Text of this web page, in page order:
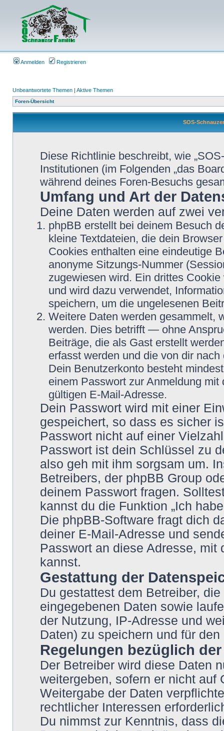
Anmelden Registrieren
Unbeantwortete Themen | Aktive Themen
Foren-Übersicht
SOS-
Diese Richtlinie beschreibt, wie
Institutionen (im Folgenden „das
während deines Foren-Besuchs
Umfang und Art der
Deine Daten werden auf zwei
phpBB erstellt bei deinem Besuch
kleine Textdateien, die dein
Cookies enthalten eine eindeutige
anonyme Sitzungs-Nummer
zugewiesen wird. Ein drittes
und wird dazu verwendet,
speichern, um die ungelesenen
Weitere Daten werden gesammelt,
werden. Dies betrifft — ohne
Beiträge, die als Gast erstellt
erfasst werden und die von dir
Dein Benutzerkonto besteht
einem Passwort zur Anmeldung
gültigen E-Mail-Adresse.
Dein Passwort wird mit einer
gespeichert, so dass es sicher
Passwort nicht auf einer
Passwort ist dein Schlüssel zu
also geh mit ihm sorgsam um.
Betreibers, der phpBB Group
deinem Passwort fragen.
kannst du die Funktion „Ich
Die phpBB-Software fragt dich
deiner E-Mail-Adresse und
Passwort an diese Adresse, mit
kannst.
Gestattung der
Du gestattest dem Betreiber,
eingegebenen Daten sowie
der Nutzung, IP-Adresse und
Daten) zu speichern und für
Regelungen bezüglich
Der Betreiber wird diese Daten
weitergeben, sofern er nicht auf
Weitergabe der Daten
rechtlicher Interessen
Du nimmst zur Kenntnis, dass